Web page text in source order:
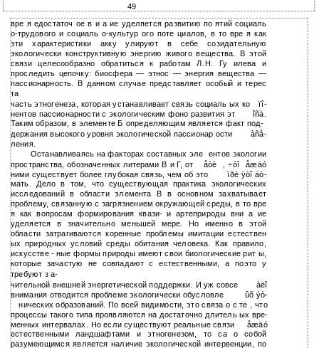
49
вре я едостаточ ое в и а ие уделяется развитию по ятий социаль
о-трудового и социаль о-культур ого поте циалов, в то вре я как
эти характеристики акку улируют в себе созидательную
экологически конструктивную энергию живого вещества. В этой
связи целесообразно обратиться к работам Л.Н. Гу илева и
проследить цепочку: биосфера — этнос — энергия вещества —
пассионарность. В данном случае представляет особый и терес
та
часть этногенеза, которая устанавливает связь социаль ых ко ïî-
нентов пассионарности с экологическим фоно развития эт îñà.
Таким образом, в элементе Б определяющим является факт под-
держания высокого уровня экологической пассионар ости
àñå-
ления.
Останавливаясь на факторах составных эле
ентов экологии
пространства, обозначенных литерами В и Г, от
åòè , ÷òî åæäó
ними существует более глубокая связь, чем об это ïðè ÿòî äó-
мать. Дело в том, что существующая практика экологических
исследований в области элемента В в основном захватывает
проблему, связанную с загрязнением окружающей среды, в то вре
я как вопросам формирования квази- и артеприроды вни а ие
уделяется в значительно меньшей мере. Но именно в этой
области затрагиваются коренные проблемы имитации естествен
ых природных условий среды обитания человека. Как правило,
искусстве - ные формы природы имеют свои биологические рит ы,
которые зачастую не совпадают с естественными, а поэто у
требуют з а-
чительной внешней энергетической поддержки. И уж совсе
àëî
внимания отводится проблеме экологически обусловле
ûõ ýò-
нических образований. По всей видимости, это связа о с те , что
процессы такого типа проявляются на достаточно длитель ых вре-
менных интервалах. Но если существуют реальные связи
åæäó
естественными ландшафтами и этногенезом, то са о собой
разумеющимся является наличие экологической интервенции, по